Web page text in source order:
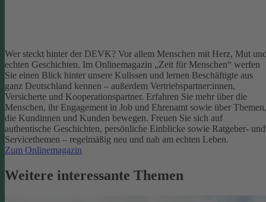
Wer steckt hinter der DEVK? Vor allem Menschen mit Herz, Mut
echten Geschichten. Im Onlinemagazin „Zeit für Menschen“ werfen
Sie einen Blick hinter unsere Kulissen und lernen Beschäftigte aus
ganz Deutschland kennen – außerdem Vertriebspartner:innen,
Versicherte und Kooperationspartner. Erfahren Sie mehr über die
Menschen, ihr Engagement in Job und Ehrenamt sowie über Themen,
die Kundinnen und Kunden bewegen. Freuen Sie sich auf
authentische Geschichten, persönliche Einblicke sowie Ratgeber- und
Servicethemen – regelmäßig neu und nah am echten Leben.
Zum Onlinemagazin
Weitere interessante Themen